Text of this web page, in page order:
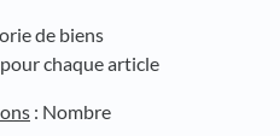
de biens
chaque article
: Nombre